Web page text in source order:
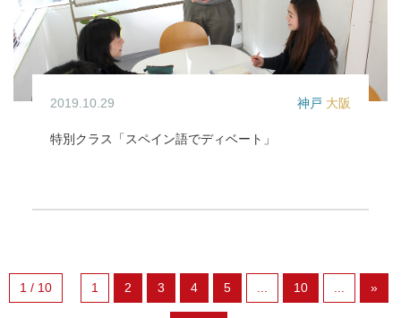
2019.10.29 神戸 大阪
特別クラス「スペイン語でディベート」
1 / 10 1 2 3 4 5 10 »